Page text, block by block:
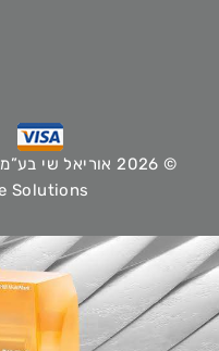
© 2026 אוריאל שי בע”מ. התמונות באתר להמחשה בלבד.
Solutions